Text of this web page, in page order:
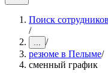
Поиск
/
... /
резюме в Пелыме/
сменный график